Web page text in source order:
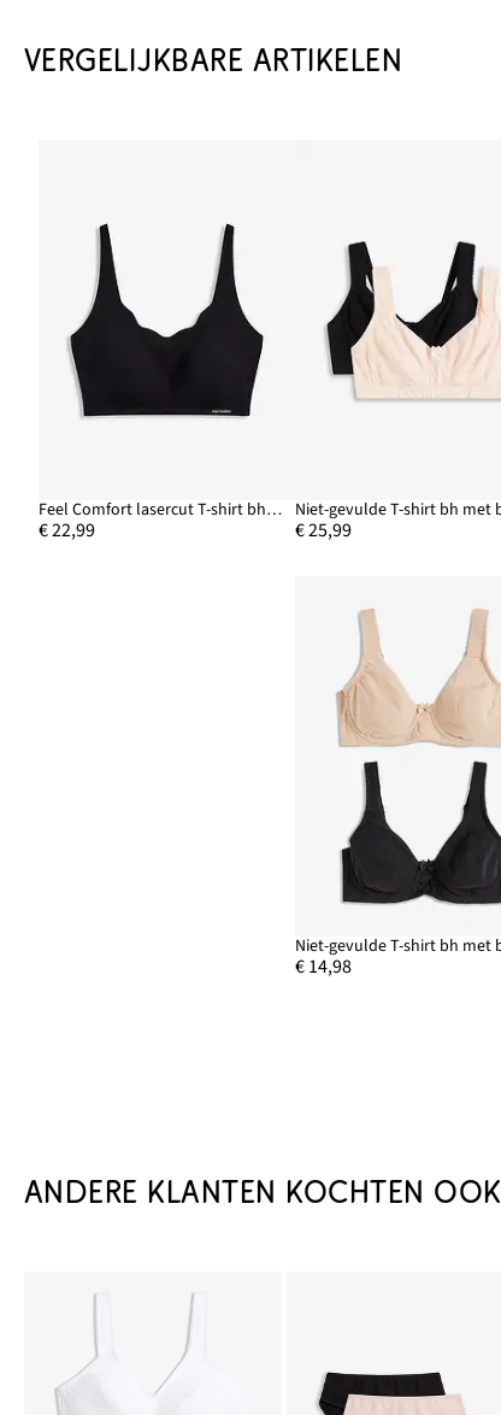
VERGELIJKBARE ARTIKELEN
Feel Comfort lasercut T-shirt bh zonder beugels met gewatteerde cups
€ 22,99 € 25,99
€ 14,98
ANDERE KLANTEN KOCHTEN OOK